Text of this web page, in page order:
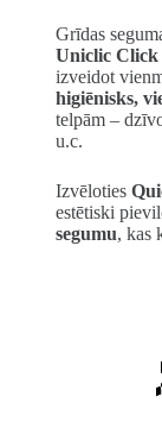
Grīdas
Uniclic Click
izveidot
higiēnisks,
telpām –
u.c.
Izvēloties
estētiski
segumu, kas